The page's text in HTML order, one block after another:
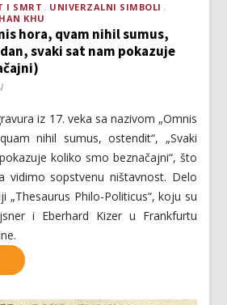
I SMRT
UNIVERZALNI SIMBOLI
KHU
hora, qvam nihil sumus,
svaki sat nam pokazuje
iz 17. veka sa nazivom „Omnis
nihil sumus, ostendit“, „Svaki
koliko smo beznačajni“, što
vidimo sopstvenu ništavnost. Delo
„Thesaurus Philo-Politicus“, koju su
i Eberhard Kizer u Frankfurtu